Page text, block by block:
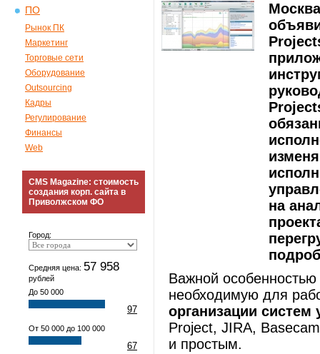
ПО
Рынок ПК
Маркетинг
Торговые сети
Оборудование
Outsourcing
Кадры
Регулирование
Финансы
Web
CMS Magazine: стоимость
создания корп. сайта в
Приволжском ФО
Город:
Средняя цена: 57 958
рублей
До 50 000
97
От 50 000 до 100 000
67
на
Важной особенностью
необходимую для
организации систем
Project, JIRA,
и простым.